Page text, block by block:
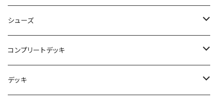
NBD CUSTOMIZED
USED ITEM
Tシャツ
シューズ
キッズシューズ
NIKE SB ORANGE LABEL/ISO
コンプリートデッキ
HI5のパーツセット
デッキ